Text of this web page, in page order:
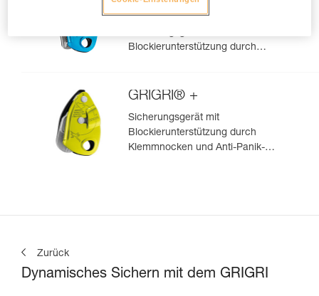
Kompaktes und vielseitiges
Blockierunterstützung durch
GRIGRI® +
Sicherungsgerät mit
Blockierunterstützung durch
Klemmnocken und Anti-Panik-
Zurück
Dynamisches Sichern mit dem GRIGRI